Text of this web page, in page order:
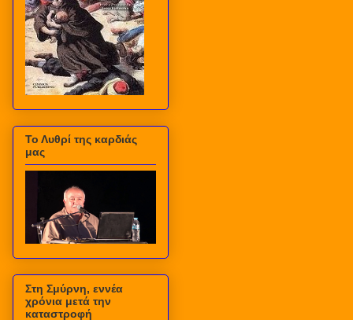
Το Λυθρί της καρδιάς
μας
Στη Σμύρνη, εννέα
χρόνια μετά την
καταστροφή